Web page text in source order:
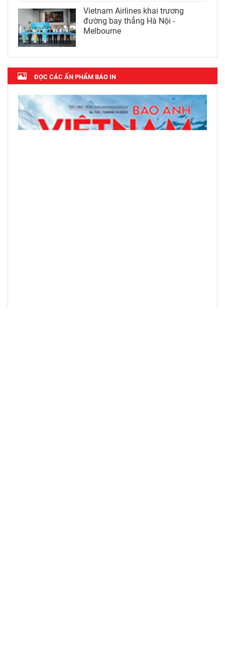
Vietnam Airlines khai trương
đường bay thẳng Hà Nội -
Melbourne
ĐỌC CÁC ẤN PHẨM BÁO IN